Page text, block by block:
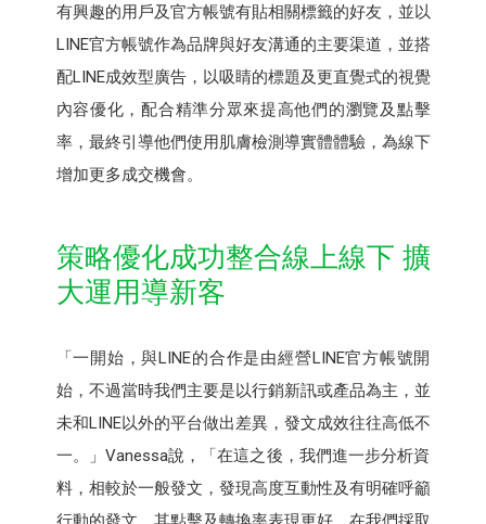
有興趣的用戶及官方帳號有貼相關標籤的好友，並以
LINE官方帳號作為品牌與好友溝通的主要渠道，並搭
配LINE成效型廣告，以吸睛的標題及更直覺式的視覺
內容優化，配合精準分眾來提高他們的瀏覽及點擊
率，最終引導他們使用肌膚檢測導實體體驗，為線下
增加更多成交機會。
策略優化成功整合線上線下 擴
大運用導新客
「一開始，與LINE的合作是由經營LINE官方帳號開
始，不過當時我們主要是以行銷新訊或產品為主，並
未和LINE以外的平台做出差異，發文成效往往高低不
一。」Vanessa說，「在這之後，我們進一步分析資
料，相較於一般發文，發現高度互動性及有明確呼籲